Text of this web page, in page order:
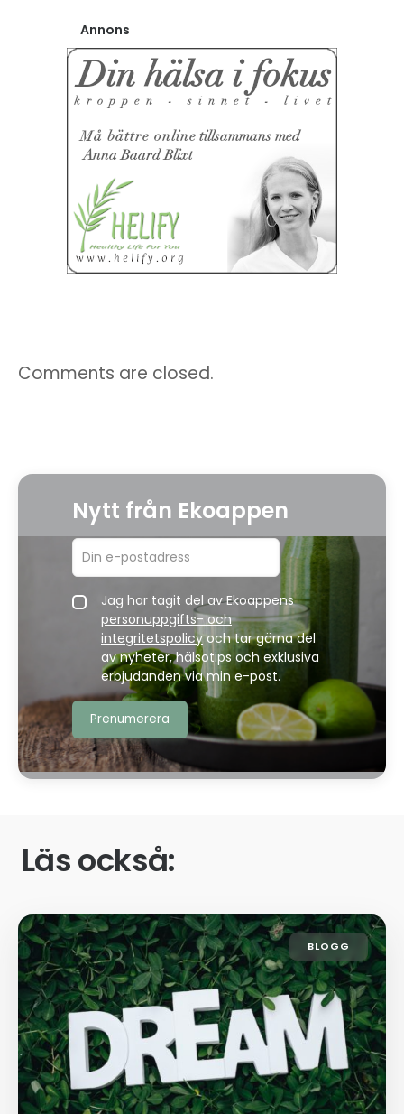
Annons
Comments are closed.
Nytt från Ekoappen
Jag har tagit del av Ekoappens
personuppgifts- och
integritetspolicyoch tar gärna del
av nyheter, hälsotips och exklusiva
erbjudanden via min e-post.
Läs också:
BLOGG